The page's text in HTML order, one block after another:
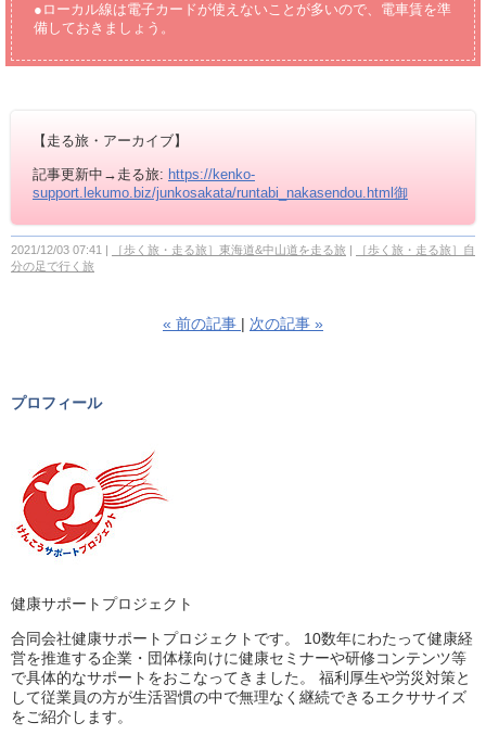
●ローカル線は電子カードが使えないことが多いので、電車賃を準
備しておきましょう。
【走る旅・アーカイブ】
記事更新中→走る旅: https://kenko-
support.lekumo.biz/junkosakata/runtabi_nakasendou.html御
2021/12/03 07:41 ［歩く旅・走る旅］東海道&中山道を走る旅
［歩く旅・走る旅］自
分の足で行く旅
« 前の記事 次の記事 »
プロフィール
健康サポートプロジェクト
合同会社健康サポートプロジェクトです。 10数年にわたって健康経
営を推進する企業・団体様向けに健康セミナーや研修コンテンツ等
で具体的なサポートをおこなってきました。 福利厚生や労災対策と
して従業員の方が生活習慣の中で無理なく継続できるエクササイズ
をご紹介します。